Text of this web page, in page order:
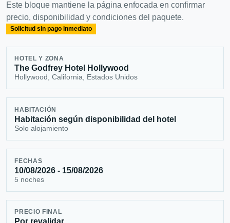
Este bloque mantiene la página enfocada en confirmar
precio, disponibilidad y condiciones del paquete.
Solicitud sin pago inmediato
HOTEL Y ZONA
The Godfrey Hotel Hollywood
Hollywood, California, Estados Unidos
HABITACIÓN
Habitación según disponibilidad del hotel
Solo alojamiento
FECHAS
10/08/2026 - 15/08/2026
5 noches
PRECIO FINAL